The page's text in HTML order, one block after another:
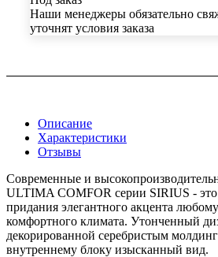
Наши менеджеры обязательно
уточнят условия заказа
Описание
Характеристики
Отзывы
Современные и
ULTIMA COMFOR серии SIRIUS - это
придания элегантного акцента
комфортного климата. Утонченный
декорированной серебристым
внутреннему блоку изысканный вид.